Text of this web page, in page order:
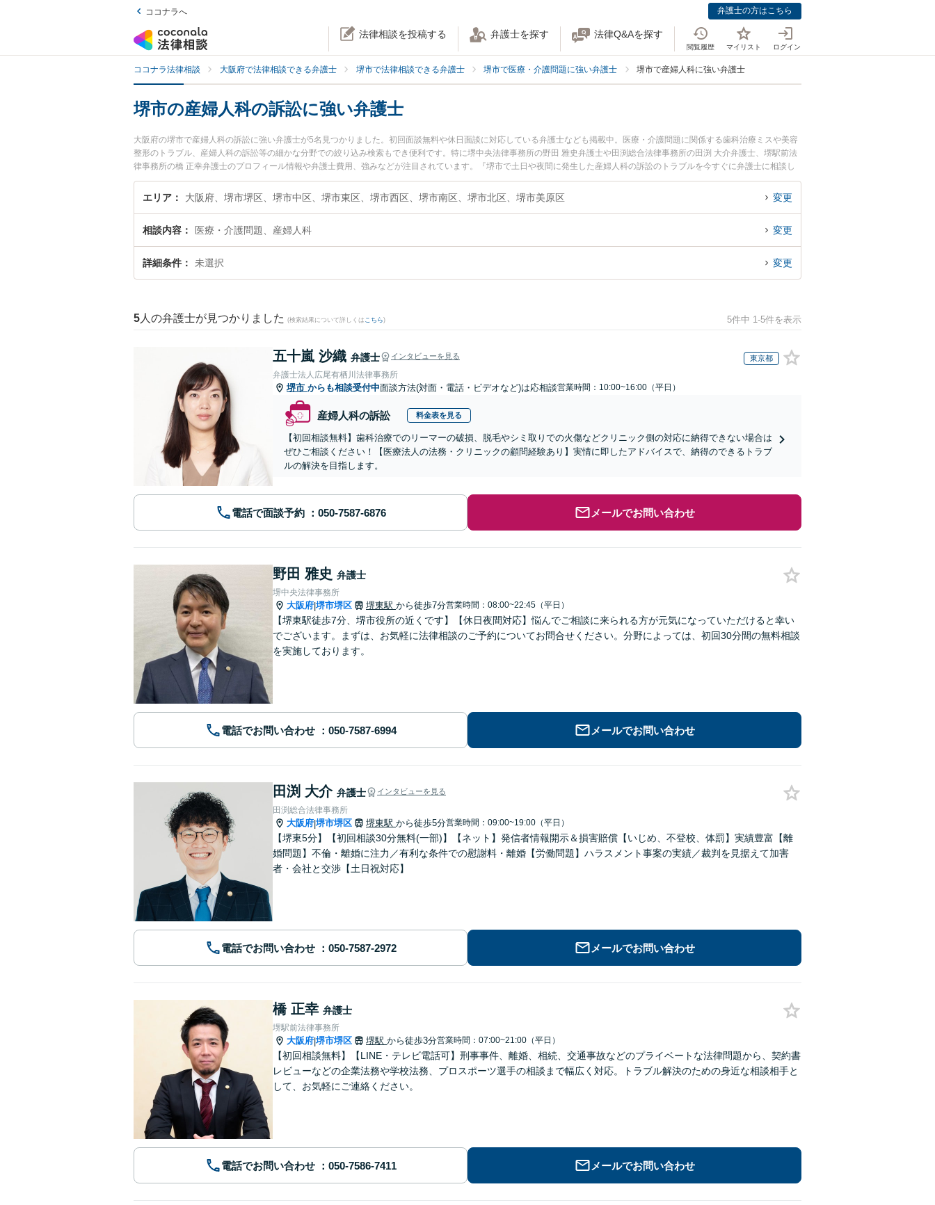
ココナラへ 弁護士の方はこちら
法律相談を投稿する 弁護士を探す 法律Q&Aを探す
閲覧履歴 マイリスト ログイン
ココナラ法律相談 大阪府で法律相談できる弁護士 堺市で法律相談できる弁護士 堺市で医療・介護問題に強い弁護士 堺市で産婦人科に強い弁護士
堺市の産婦人科の訴訟に強い弁護士
大阪府の堺市で産婦人科の訴訟に強い弁護士が5名見つかりました。初回面談無料や休日面談に対応している弁護士なども掲載中。医療・介護問題に関係する歯科治療ミスや美容
整形のトラブル、産婦人科の訴訟等の細かな分野での絞り込み検索もでき便利です。特に堺中央法律事務所の野田 雅史弁護士や田渕総合法律事務所の田渕 大介弁護士、堺駅前法
律事務所の橋 正幸弁護士のプロフィール情報や弁護士費用、強みなどが注目されています。『堺市で土日や夜間に発生した産婦人科の訴訟のトラブルを今すぐに弁護士に相談し
たい』『産婦人科の訴訟のトラブル解決の実績豊富な近くの弁護士を検索したい』『初回相談無料で産婦人科の訴訟を法律相談できる堺市内の弁護士に相談予約したい』などでお
困りの相談者さんにおすすめです。
エリア 大阪府、堺市堺区、堺市中区、堺市東区、堺市西区、堺市南区、堺市北区、堺市美原区 変更
相談内容 医療・介護問題、産婦人科 変更
詳細条件 未選択 変更
5 人の弁護士が見つかりました (検索結果について詳しくは こちら) 5件中 1-5件を表示
五十嵐 沙織 弁護士 インタビューを見る 東京都
弁護士法人広尾有栖川法律事務所
堺市 からも相談受付中面談方法(対面・電話・ビデオなど)は応相談営業時間：10:00~16:00（平日）
産婦人科の訴訟 料金表を見る
【初回相談無料】歯科治療でのリーマーの破損、脱毛やシミ取りでの火傷などクリニック側の対応に納得できない場合は
ぜひご相談ください！【医療法人の法務・クリニックの顧問経験あり】実情に即したアドバイスで、納得のできるトラブ
ルの解決を目指します。
電話で面談予約 メールでお問い合わせ
野田 雅史 弁護士
堺中央法律事務所
大阪府|堺市堺区 堺東駅 から徒歩7分営業時間：08:00~22:45（平日）
【堺東駅徒歩7分、堺市役所の近くです】【休日夜間対応】悩んでご相談に来られる方が元気になっていただけると幸い
でございます。まずは、お気軽に法律相談のご予約についてお問合せください。分野によっては、初回30分間の無料相談
を実施しております。
電話でお問い合わせ メールでお問い合わせ
田渕 大介 弁護士 インタビューを見る
田渕総合法律事務所
大阪府|堺市堺区 堺東駅 から徒歩5分営業時間：09:00~19:00（平日）
【堺東5分】【初回相談30分無料(一部)】【ネット】発信者情報開示＆損害賠償【いじめ、不登校、体罰】実績豊富【離
婚問題】不倫・離婚に注力／有利な条件での慰謝料・離婚【労働問題】ハラスメント事案の実績／裁判を見据えて加害
者・会社と交渉【土日祝対応】
電話でお問い合わせ メールでお問い合わせ
橋 正幸 弁護士
堺駅前法律事務所
大阪府|堺市堺区 堺駅 から徒歩3分営業時間：07:00~21:00（平日）
【初回相談無料】【LINE・テレビ電話可】刑事事件、離婚、相続、交通事故などのプライベートな法律問題から、契約書
レビューなどの企業法務や学校法務、プロスポーツ選手の相談まで幅広く対応。トラブル解決のための身近な相談相手と
して、お気軽にご連絡ください。
電話でお問い合わせ メールでお問い合わせ